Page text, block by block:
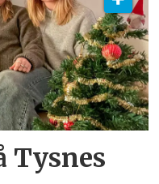
Tysnes